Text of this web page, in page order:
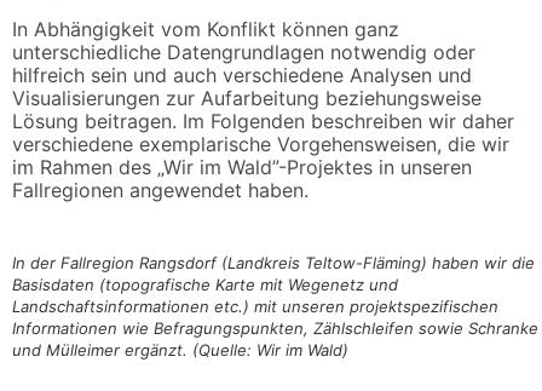
In Abhängigkeit vom Konflikt können ganz
unterschiedliche Datengrundlagen notwendig oder
hilfreich sein und auch verschiedene Analysen und
Visualisierungen zur Aufarbeitung beziehungsweise
Lösung beitragen. Im Folgenden beschreiben wir daher
verschiedene exemplarische Vorgehensweisen, die wir
im Rahmen des „Wir im Wald”-Projektes in unseren
Fallregionen angewendet haben.
In der Fallregion Rangsdorf (Landkreis Teltow-Fläming) haben wir die
Basisdaten (topografische Karte mit Wegenetz und
Landschaftsinformationen etc.) mit unseren projektspezifischen
Informationen wie Befragungspunkten, Zählschleifen sowie Schranke
und Mülleimer ergänzt. (Quelle: Wir im Wald)